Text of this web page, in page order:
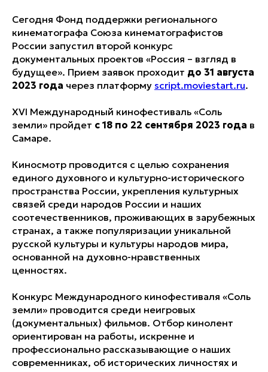
Сегодня Фонд поддержки регионального
кинематографа Союза кинематографистов
России запустил второй конкурс
документальных проектов «Россия – взгляд в
будущее». Прием заявок проходит до 31 августа
2023 года через платформу script.moviestart.ru.
XVI Международный кинофестиваль «Соль
земли» пройдет с 18 по 22 сентября 2023 года в
Самаре.
Киносмотр проводится с целью сохранения
единого духовного и культурно-исторического
пространства России, укрепления культурных
связей среди народов России и наших
соотечественников, проживающих в зарубежных
странах, а также популяризации уникальной
русской культуры и культуры народов мира,
основанной на духовно-нравственных
ценностях.
Конкурс Международного кинофестиваля «Соль
земли» проводится среди неигровых
(документальных) фильмов. Отбор кинолент
ориентирован на работы, искренне и
профессионально рассказывающие о наших
современниках, об исторических личностях и